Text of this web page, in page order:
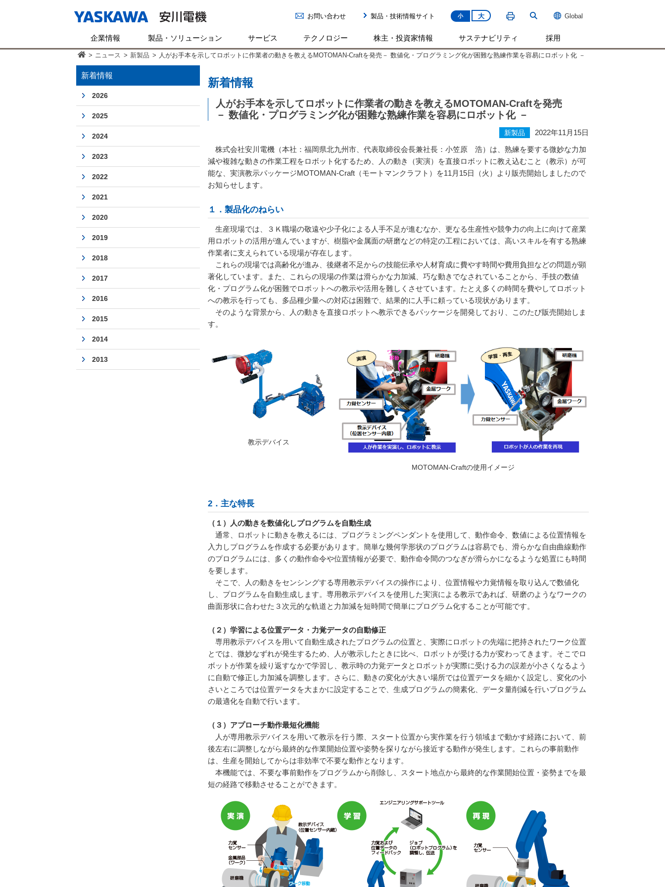
お問い合わせ 製品・技術情報サイト 小 大 Global
企業情報 製品・ソリューション サービス テクノロジー 株主・投資家情報 サステナビリティ 採用
> ニュース > 新製品 > 人がお手本を示してロボットに作業者の動きを教えるMOTOMAN-Craftを発売－ 数値化・プログラミング化が困難な熟練作業を容易にロボット化 －
新着情報
人がお手本を示してロボットに作業者の動きを教えるMOTOMAN-Craftを発売
－ 数値化・プログラミング化が困難な熟練作業を容易にロボット化 －
新製品
2022年11月15日
株式会社安川電機（本社：福岡県北九州市、代表取締役会長兼社長：小笠原 浩）は、熟練を要する微妙な力加
減や複雑な動きの作業工程をロボット化するため、人の動き（実演）を直接ロボットに教え込むこと（教示）が可
能な、実演教示パッケージMOTOMAN-Craft （モートマンクラフト）を11 月 15日（火）より販売開始しましたので
お知らせします。
１．製品化のねらい
生産現場では、３Ｋ職場の敬遠や少子化による人手不足が進むなか、更なる生産性や競争力の向上に向けて産業
用ロボットの活用が進んでいますが、樹脂や金属面の研磨などの特定の工程においては、高いスキルを有する熟練
作業者に支えられている現場が存在します。
これらの現場では高齢化が進み、後継者不足からの技能伝承や人材育成に費やす時間や費用負担などの問題が顕
著化しています。また、これらの現場の作業は滑らかな力加減、巧な動きでなされていることから、手技の数値
化・プログラム化が困難でロボットへの教示や活用を難しくさせています。たとえ多くの時間を費やしてロボット
への教示を行っても、多品種少量への対応は困難で、結果的に人手に頼っている現状があります。
そのような背景から、人の動きを直接ロボットへ教示できるパッケージを開発しており、このたび販売開始しま
す。
教示デバイス
MOTOMAN-Craftの使用イメージ
2．主な特長
（１）人の動きを数値化しプログラムを自動生成
通常、ロボットに動きを教えるには、プログラミングペンダントを使用して、動作命令、数値による位置情報を
入力しプログラムを作成する必要があります。簡単な幾何学形状のプログラムは容易でも、滑らかな自由曲線動作
のプログラムには、多くの動作命令や位置情報が必要で、動作命令間のつなぎが滑らかになるような処置にも時間
を要します。
そこで、人の動きをセンシングする専用教示デバイスの操作により、位置情報や力覚情報を取り込んで数値化
し、プログラムを自動生成します。専用教示デバイスを使用した実演による教示であれば、研磨のようなワークの
曲面形状に合わせた３次元的な軌道と力加減を短時間で簡単にプログラム化することが可能です。
（２）学習による位置データ・力覚データの自動修正
専用教示デバイスを用いて自動生成されたプログラムの位置と、実際にロボットの先端に把持されたワーク位置
とでは、微妙なずれが発生するため、人が教示したときに比べ、ロボットが受ける力が変わってきます。そこでロ
ボットが作業を繰り返すなかで学習し、教示時の力覚データとロボットが実際に受ける力の誤差が小さくなるよう
に自動で修正し力加減を調整します。さらに、動きの変化が大きい場所では位置データを細かく設定し、変化の小
さいところでは位置データを大まかに設定することで、生成プログラムの簡素化、データ量削減を行いプログラム
の最適化を自動で行います。
（３）アプローチ動作最短化機能
人が専用教示デバイスを用いて教示を行う際、スタート位置から実作業を行う領域まで動かす経路において、前
後左右に調整しながら最終的な作業開始位置や姿勢を探りながら接近する動作が発生します。これらの事前動作
は、生産を開始してからは非効率で不要な動作となります。
本機能では、不要な事前動作をプログラムから削除し、スタート地点から最終的な作業開始位置・姿勢までを最
短の経路で移動させることができます。
新着情報
2026
2025
2024
2023
2022
2021
2020
2019
2018
2017
2016
2015
2014
2013